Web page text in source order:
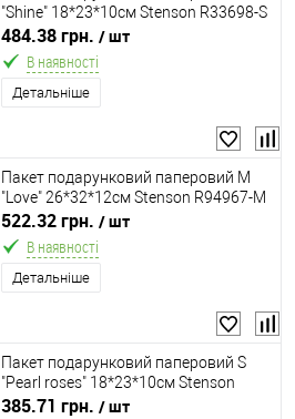
"Shine" 18*23*10см Stenson R33698-S
484.38 грн. / шт
В наявності
Детальніше
Пакет подарунковий паперовий M
"Love" 26*32*12см Stenson R94967-M
522.32 грн. / шт
В наявності
Детальніше
Пакет подарунковий паперовий S
"Pearl roses" 18*23*10см Stenson
R33495-S
385.71 грн. / шт